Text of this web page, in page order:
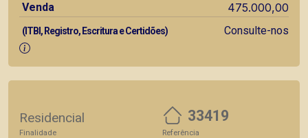
Venda
475.000,00
(ITBI, Registro, Escritura e Certidões) Consulte-nos
Residencial
Finalidade
33419
Referência